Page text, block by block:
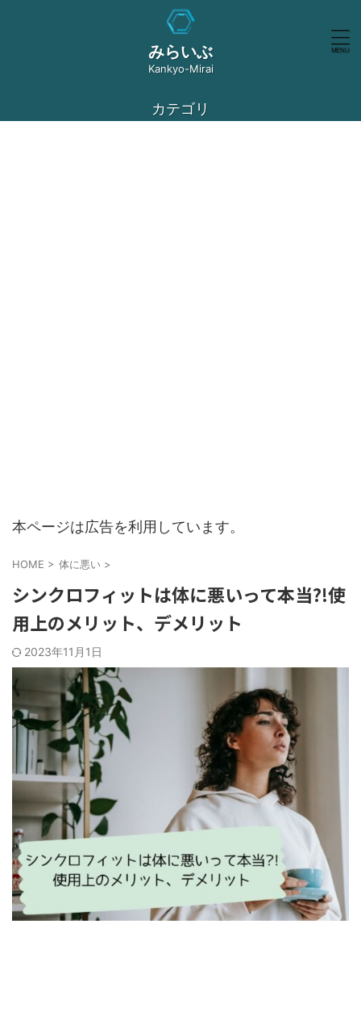
みらいぶ
Kankyo-Mirai
カテゴリ
本ページは広告を利用しています。
HOME > 体に悪い >
シンクロフィットは体に悪いって本当?!使
用上のメリット、デメリット
2023年11月1日